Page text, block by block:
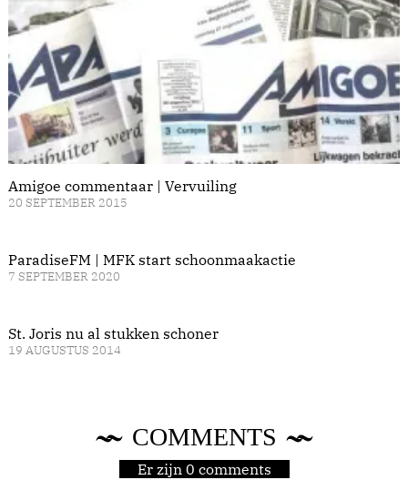
Amigoe commentaar | Vervuiling
20 SEPTEMBER 2015
ParadiseFM | MFK start schoonmaakactie
7 SEPTEMBER 2020
St. Joris nu al stukken schoner
19 AUGUSTUS 2014
COMMENTS
Er zijn 0 comments